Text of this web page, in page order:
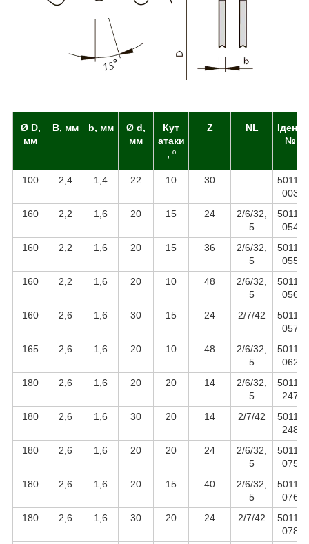
Ø D,
мм
B, мм b, мм
Ø d,
мм
Кут
атаки
, º
Z NL
Ідент.
№
100 2,4 1,4 22 10 30
50110
003
160
2,2 1,6 20 15 24
2/6/32,
5
50110
054
160
2,2 1,6 20 15 36
2/6/32,
5
50110
055
160
2,2 1,6 20 10 48
2/6/32,
5
50110
056
160
2,6 1,6 30 15 24 2/7/42
50110
057
165
2,6 1,6 20 10 48
2/6/32,
5
50110
062
180
2,6 1,6 20 20 14
2/6/32,
5
50110
247
180
2,6 1,6 30 20 14 2/7/42
50110
248
180
2,6 1,6 20 20 24
2/6/32,
5
50110
075
180
2,6 1,6 20 15 40
2/6/32,
5
50110
076
180
2,6 1,6 30 20 24 2/7/42
50110
078